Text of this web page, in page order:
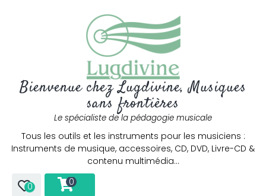
Bienvenue chez Lugdivine, Musiques
sans frontières
Le spécialiste de la pédagogie musicale
Tous les outils et les instruments pour les musiciens :
Instruments de musique, accessoires, CD, DVD, Livre-CD &
contenu multimédia…
0 0